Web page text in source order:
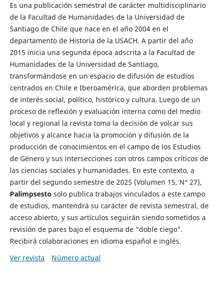
Es una publicación semestral de carácter multidisciplinario
de la Facultad de Humanidades de la Universidad de
Santiago de Chile que nace en el año 2004 en el
departamento de Historia de la USACH. A partir del año
2015 inicia una segunda época adscrita a la Facultad de
Humanidades de la Universidad de Santiago,
transformándose en un espacio de difusión de estudios
centrados en Chile e Iberoamérica, que aborden problemas
de interés social, político, histórico y cultura. Luego de un
proceso de reflexión y evaluación interna como del medio
local y regional la revista toma la decisión de volcar sus
objetivos y alcance hacia la promoción y difusión de la
producción de conocimientos en el campo de los Estudios
de Género y sus intersecciones con otros campos críticos de
las ciencias sociales y humanidades. En este contexto, a
partir del segundo semestre de 2025 (Volumen 15, N° 27),
Palimpsesto solo publica trabajos vinculados a este campo
de estudios, mantendrá su carácter de revista semestral, de
acceso abierto, y sus artículos seguirán siendo sometidos a
revisión de pares bajo el esquema de “doble ciego”.
Recibirá colaboraciones en idioma español e inglés.
Ver revista
Número actual